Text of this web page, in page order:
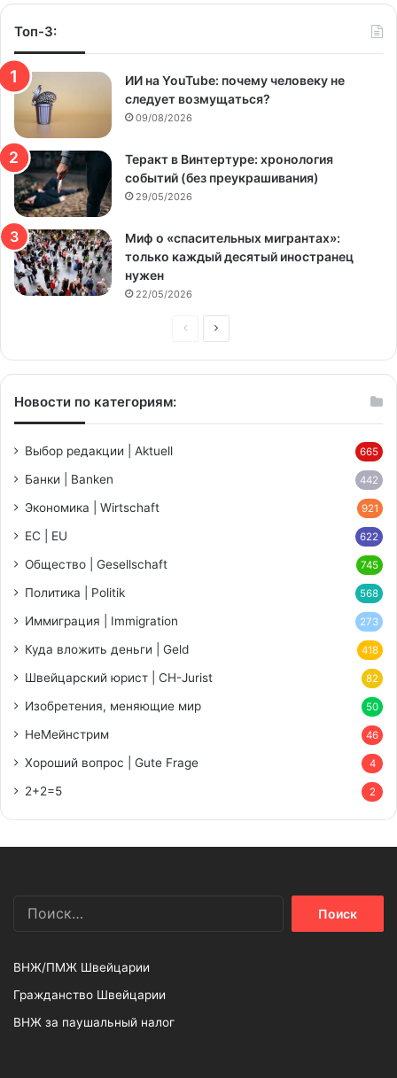
Топ-3:
ИИ на YouTube: почему человеку не
следует возмущаться?
09/08/2026
Теракт в Винтертуре: хронология
событий (без преукрашивания)
29/05/2026
Миф о «спасительных мигрантах»:
только каждый десятый иностранец
нужен
22/05/2026
Предыдущая
Следующая
Новости по категориям:
Выбор редакции | Aktuell 665
Банки | Banken 442
Экономика | Wirtschaft 921
ЕС | EU 622
Общество | Gesellschaft 745
Политика | Politik 568
Иммиграция | Immigration 273
Куда вложить деньги | Geld 418
Швейцарский юрист | CH-Jurist 82
Изобретения, меняющие мир 50
НеМейнстрим 46
Хороший вопрос | Gute Frage 4
2+2=5 2
ВНЖ/ПМЖ Швейцарии
Гражданство Швейцарии
ВНЖ за паушальный налог